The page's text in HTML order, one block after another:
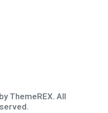
ThemeREX. All